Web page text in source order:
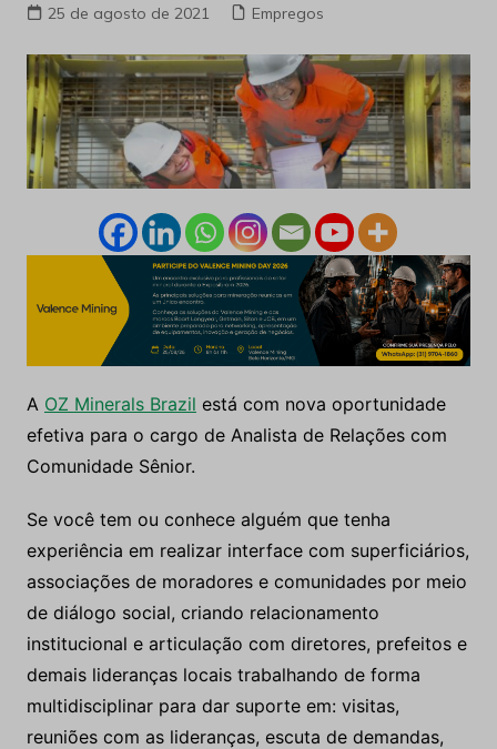
25 de agosto de 2021 Empregos
A OZ Minerals Brazil está com nova oportunidade
efetiva para o cargo de Analista de Relações com
Comunidade Sênior.
Se você tem ou conhece alguém que tenha
experiência em realizar interface com superficiários,
associações de moradores e comunidades por meio
de diálogo social, criando relacionamento
institucional e articulação com diretores, prefeitos e
demais lideranças locais trabalhando de forma
multidisciplinar para dar suporte em: visitas,
reuniões com as lideranças, escuta de demandas,